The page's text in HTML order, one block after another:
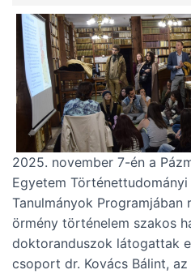
2025. november 7-én a
Egyetem
Tanulmányok
örmény történelem szakos
doktoranduszok látogattak
csoport dr. Kovács Bálint,